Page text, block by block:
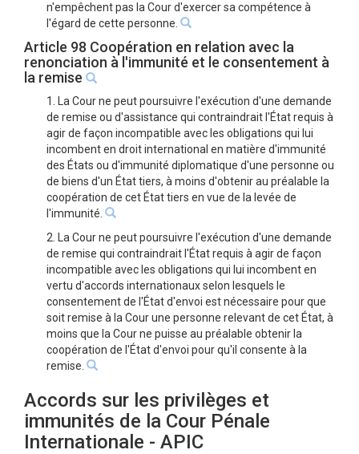
n'empêchent pas la Cour d'exercer sa compétence à
l'égard de cette personne.
Article 98 Coopération en relation avec la
renonciation à l'immunité et le consentement à
la remise
1. La Cour ne peut poursuivre l'exécution d'une demande
de remise ou d'assistance qui contraindrait l'État requis à
agir de façon incompatible avec les obligations qui lui
incombent en droit international en matière d'immunité
des États ou d'immunité diplomatique d'une personne ou
de biens d'un État tiers, à moins d'obtenir au préalable la
coopération de cet État tiers en vue de la levée de
l'immunité.
2. La Cour ne peut poursuivre l'exécution d'une demande
de remise qui contraindrait l'État requis à agir de façon
incompatible avec les obligations qui lui incombent en
vertu d'accords internationaux selon lesquels le
consentement de l'État d'envoi est nécessaire pour que
soit remise à la Cour une personne relevant de cet État, à
moins que la Cour ne puisse au préalable obtenir la
coopération de l'État d'envoi pour qu'il consente à la
remise.
Accords sur les privilèges et
immunités de la Cour Pénale
Internationale - APIC